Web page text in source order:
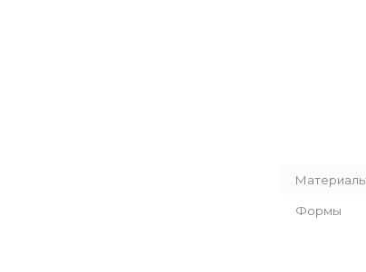
Материалы
Формы